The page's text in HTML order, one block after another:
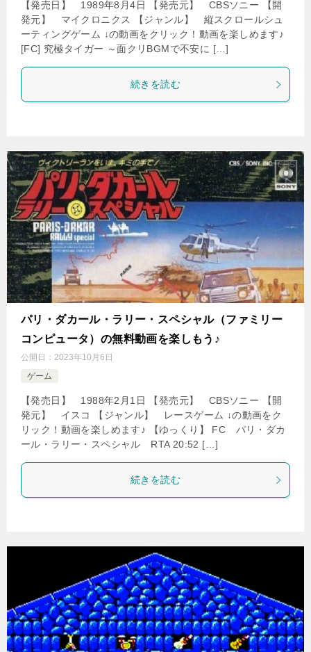
【発売日】 1989年8月4日 【発売元】 CBSソニー 【開
発元】 マイクロニクス 【ジャンル】 縦スクロールシュ
ーティングゲーム ↓の動画をクリック！動画を楽しめます♪
[FC] 究極タイガー ～面クリBGMで不安に […]
続きを読む
パリ・ダカール・ラリー・スペシャル（ファミリー
コンピュータ）の無料動画を楽しもう♪
公開日： 2023年10月6日
ゲーム
【発売日】 1988年2月1日 【発売元】 CBSソニー 【開
発元】 イスコ 【ジャンル】 レースゲーム ↓の動画をク
リック！動画を楽しめます♪ 【ゆっくり】 FC パリ・ダカ
ール・ラリー・スペシャル RTA 20:52 […]
続きを読む